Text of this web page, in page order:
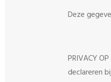
Deze
PRIVACY
declareren